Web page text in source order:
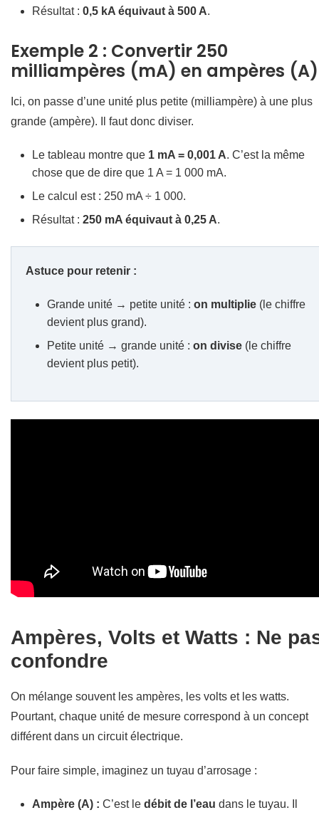
Résultat : 0,5 kA équivaut à 500 A.
Exemple 2 : Convertir 250
milliampères (mA) en ampères (A)
Ici, on passe d’une unité plus petite (milliampère) à une plus
grande (ampère). Il faut donc diviser.
Le tableau montre que 1 mA = 0,001 A. C’est la même
chose que de dire que 1 A = 1 000 mA.
Le calcul est : 250 mA ÷ 1 000.
Résultat : 250 mA équivaut à 0,25 A.
Astuce pour retenir :
Grande unité → petite unité : on multiplie (le chiffre
devient plus grand).
Petite unité → grande unité : on divise (le chiffre
devient plus petit).
Ampères, Volts et Watts : Ne
confondre
On mélange souvent les ampères, les volts et les watts.
Pourtant, chaque unité de mesure correspond à un concept
différent dans un circuit électrique.
Pour faire simple, imaginez un tuyau d’arrosage :
Ampère (A) : C’est le débit de l’eau dans le tuyau. Il